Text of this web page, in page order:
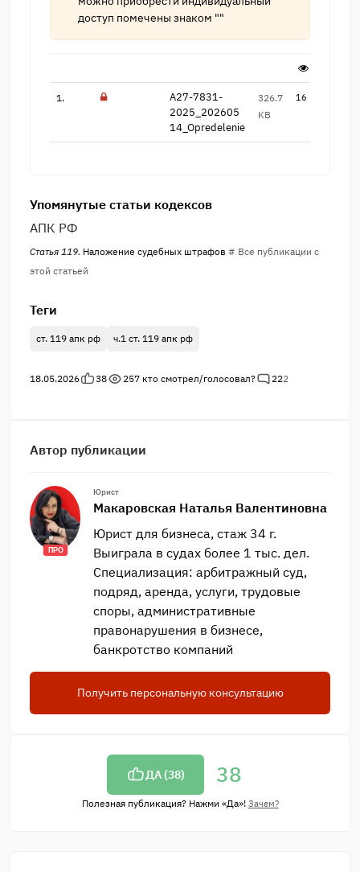
доступ помечены знаком ""
1.
A27-7831-
2025_202605​
14_Opredelenie
326.7
KB
16
Упомянутые статьи кодексов
АПК РФ
Статья 119. Наложение судебных штрафов # Все публикации с
этой статьей
Теги
ст. 119 апк рф ч.1 ст. 119 апк рф
18.05.2026 38 257 кто смотрел/голосовал? 222
Автор публикации
ПРО
Юрист
Макаровская Наталья Валентиновна
Юрист для бизнеса, стаж 34 г.
Выиграла в судах более 1 тыс. дел.
Специализация: арбитражный суд,
подряд, аренда, услуги, трудовые
споры, административные
правонарушения в бизнесе,
банкротство компаний
Получить персональную консультацию
ДА (38) 38
Полезная публикация? Нажми «Да»! Зачем?